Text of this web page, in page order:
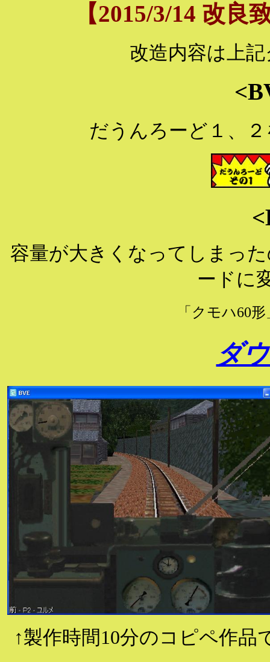
【2015/3/14 改良
改造内容は上
だうんろーど１、
容量が大きくなってしまっ
ードに
「クモハ60
ダ
↑製作時間10分のコピペ作